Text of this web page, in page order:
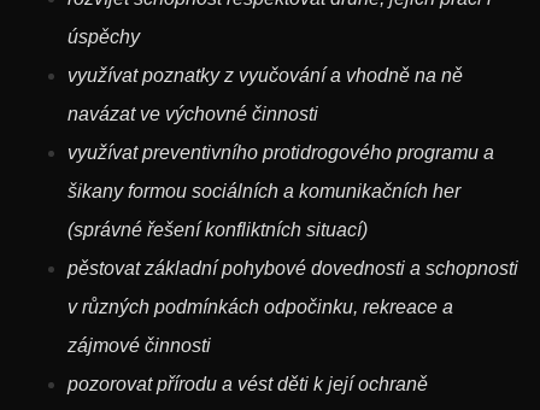
úspěchy
využívat poznatky z vyučování a vhodně na ně
navázat ve výchovné činnosti
využívat preventivního protidrogového programu a
šikany formou sociálních a komunikačních her
(správné řešení konfliktních situací)
pěstovat základní pohybové dovednosti a schopnosti
v různých podmínkách odpočinku, rekreace a
zájmové činnosti
pozorovat přírodu a vést děti k její ochraně